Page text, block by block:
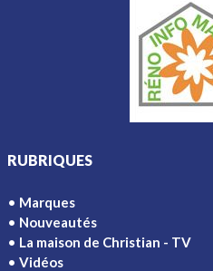
RUBRIQUES
Marques
Nouveautés
La maison de Christian - TV
Vidéos